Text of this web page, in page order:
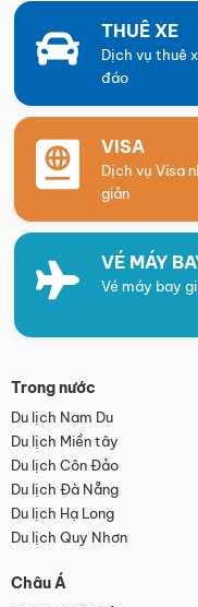
THUÊ XE
Dịch vụ thuê
đáo
VISA
Dịch vụ Visa
giản
VÉ MÁY
Vé máy bay
Trong nước
Du lịch Nam Du
Du lịch Miền tây
Du lịch Côn Đảo
Du lịch Đà Nẵng
Du lịch Hạ Long
Du lịch Quy Nhơn
Châu Á